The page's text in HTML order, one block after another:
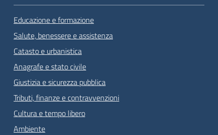
Educazione e formazione
Salute, benessere e assistenza
Catasto e urbanistica
Anagrafe e stato civile
Giustizia e sicurezza pubblica
Tributi, finanze e contravvenzioni
Cultura e tempo libero
Ambiente